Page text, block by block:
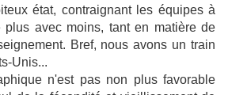
état, contraignant les équipes à
plus avec moins, tant en matière de
Bref, nous avons un train
Unis...
n'est pas non plus favorable